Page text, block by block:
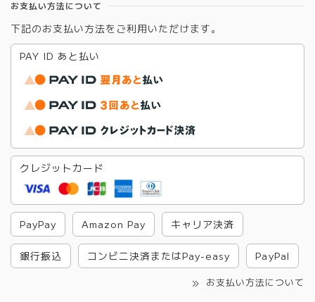
お支払い方法について
下記のお支払い方法をご利用いただけます。
PAY ID あと払い
クレジットカード
PayPay Amazon Pay キャリア決済
銀行振込 コンビニ決済またはPay-easy PayPal
お支払い方法について